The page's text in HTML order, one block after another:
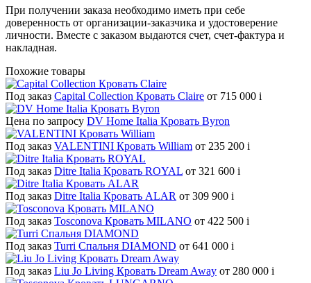
При получении заказа необходимо иметь при себе
доверенность от организации-заказчика и удостоверение
личности. Вместе с заказом выдаются счет, счет-фактура и
накладная.
Похожие товары
Под заказ Capital Collection Кровать Claire от 715 000 i
Цена по запросу DV Home Italia Кровать Byron
Под заказ VALENTINI Кровать William от 235 200 i
Под заказ Ditre Italia Кровать ROYAL от 321 600 i
Под заказ Ditre Italia Кровать ALAR от 309 900 i
Под заказ Tosconova Кровать MILANO от 422 500 i
Под заказ Turri Спальня DIAMOND от 641 000 i
Под заказ Liu Jo Living Кровать Dream Away от 280 000 i